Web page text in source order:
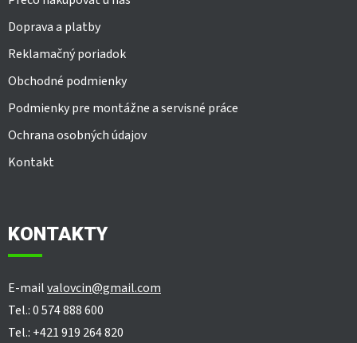
Doprava a platby
Reklamačný poriadok
Obchodné podmienky
Podmienky pre montážne a servisné práce
Ochrana osobných údajov
Kontakt
KONTAKTY
E-mailvalovcin@gmail.com
Tel.: 0 574 888 600
Tel.: +421 919 264 820